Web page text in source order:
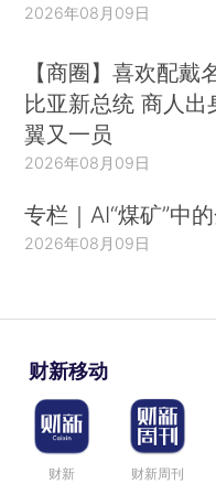
2026年08月09日
【商圈】喜欢配戴
比亚新总统 商人出
翼又一员
2026年08月09日
专栏｜AI“煤矿”中
2026年08月09日
财新移动
财新 财新周刊